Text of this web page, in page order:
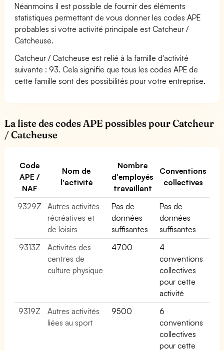
Néanmoins il est possible de fournir des éléments
statistiques permettant de vous donner les codes APE
probables si votre activité principale est Catcheur /
Catcheuse.
Catcheur / Catcheuse est relié à la famille d'activité
suivante : 93. Cela signifie que tous les codes APE de
cette famille sont des possibilités pour votre entreprise.
La liste des codes APE possibles pour Catcheur
/ Catcheuse
Code
APE /
NAF
Nom de
l'activité
Nombre
d'employés
travaillant
Conventions
collectives
9329Z
Autres activités
récréatives et
de loisirs
Pas de
données
suffisantes
Pas de
données
suffisantes
9313Z
Activités des
centres de
culture physique
4700
4
conventions
collectives
pour cette
activité
9319Z
Autres activités
liées au sport
9500
6
conventions
collectives
pour cette